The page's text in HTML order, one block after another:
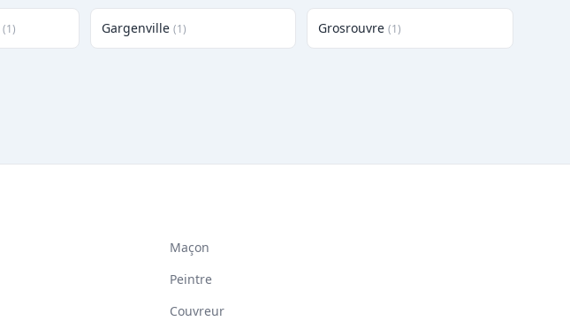
(1) Gargenville (1) Grosrouvre (1)
Maçon
Peintre
Couvreur